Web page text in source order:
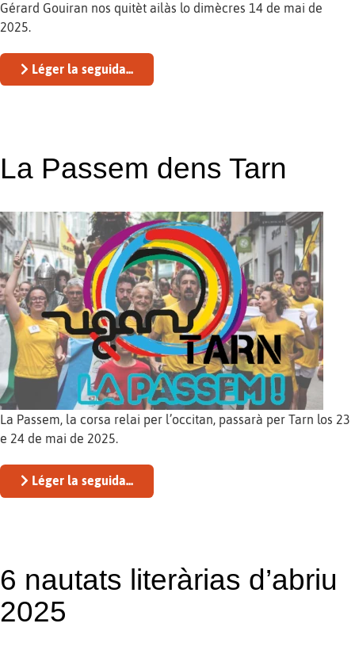
Gérard Gouiran nos quitèt ailàs lo dimècres 14 de mai de
2025.
Léger la seguida...
La Passem dens Tarn
La Passem, la corsa relai per l’occitan, passarà per Tarn los 23
e 24 de mai de 2025.
Léger la seguida...
6 nautats literàrias d’abriu
2025